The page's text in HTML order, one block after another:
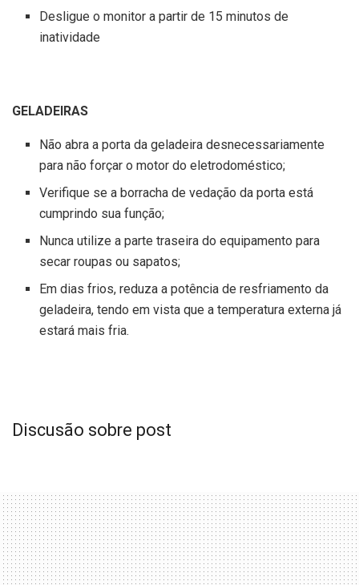
Desligue o monitor a partir de 15 minutos de
inatividade
GELADEIRAS
Não abra a porta da geladeira desnecessariamente
para não forçar o motor do eletrodoméstico;
Verifique se a borracha de vedação da porta está
cumprindo sua função;
Nunca utilize a parte traseira do equipamento para
secar roupas ou sapatos;
Em dias frios, reduza a potência de resfriamento da
geladeira, tendo em vista que a temperatura externa já
estará mais fria.
Discusão sobre post